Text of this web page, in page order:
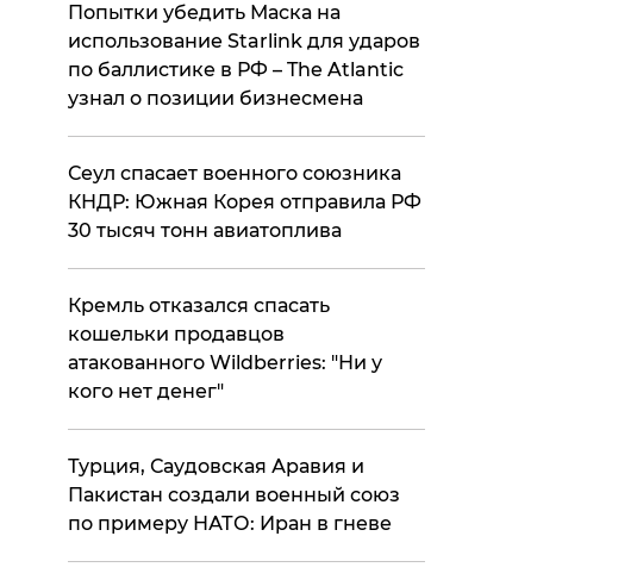
Попытки убедить Маска на
использование Starlink для ударов
по баллистике в РФ – The Atlantic
узнал о позиции бизнесмена
​Сеул спасает военного союзника
КНДР: Южная Корея отправила РФ
30 тысяч тонн авиатоплива
Кремль отказался спасать
кошельки продавцов
атакованного Wildberries: "Ни у
кого нет денег"
Турция, Саудовская Аравия и
Пакистан создали военный союз
по примеру НАТО: Иран в гневе